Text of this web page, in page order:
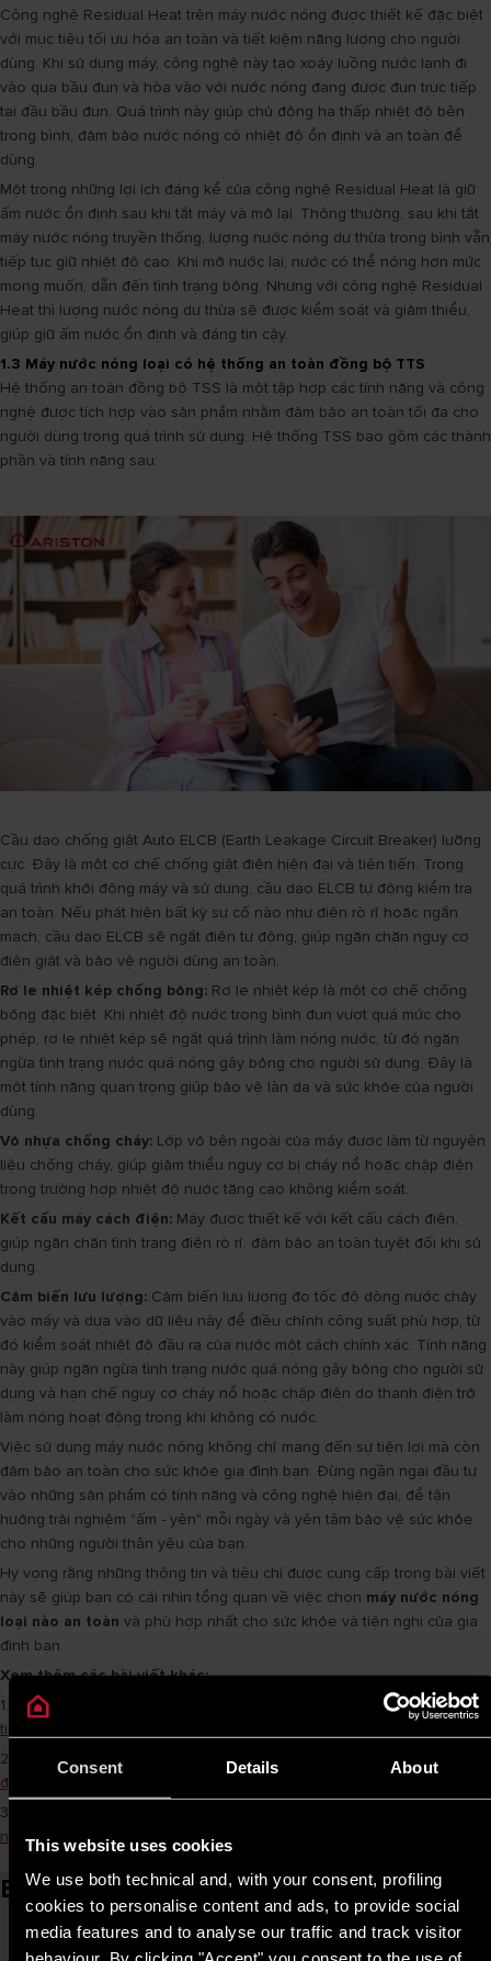
Consent Details About
This website uses cookies
We use both technical and, with your consent, profiling
cookies to personalise content and ads, to provide social
media features and to analyse our traffic and track visitor
Công nghệ Residual Heat trên máy nước nóng được thiết kế đặc biệt
với mục tiêu tối ưu hóa an toàn và tiết kiệm năng lượng cho người
dùng. Khi sử dụng máy, công nghệ này tạo xoáy luồng nước lạnh đi
vào qua bầu đun và hòa vào với nước nóng đang được đun trực tiếp
tại đầu bầu đun. Quá trình này giúp chủ động hạ thấp nhiệt độ bên
trong bình, đảm bảo nước nóng có nhiệt độ ổn định và an toàn để
dùng.
Một trong những lợi ích đáng kể của công nghệ Residual Heat là giữ
ấm nước ổn định sau khi tắt máy và mở lại. Thông thường, sau khi tắt
máy nước nóng truyền thống, lượng nước nóng dư thừa trong bình vẫn
tiếp tục giữ nhiệt độ cao. Khi mở nước lại, nước có thể nóng hơn mức
mong muốn, dẫn đến tình trạng bỏng. Nhưng với công nghệ Residual
Heat thì lượng nước nóng dư thừa sẽ được kiểm soát và giảm thiểu,
giúp giữ ấm nước ổn định và đáng tin cậy.
1.3 Máy nước nóng loại có hệ thống an toàn đồng bộ TTS
Hệ thống an toàn đồng bộ TSS là một tập hợp các tính năng và công
nghệ được tích hợp vào sản phẩm nhằm đảm bảo an toàn tối đa cho
người dùng trong quá trình sử dụng. Hệ thống TSS bao gồm các thành
phần và tính năng sau:
Cầu dao chống giật Auto ELCB (Earth Leakage Circuit Breaker) lưỡng
cực: Đây là một cơ chế chống giật điện hiện đại và tiên tiến. Trong
quá trình khởi động máy và sử dụng, cầu dao ELCB tự động kiểm tra
an toàn. Nếu phát hiện bất kỳ sự cố nào như điện rò rỉ hoặc ngắn
mạch, cầu dao ELCB sẽ ngắt điện tự động, giúp ngăn chặn nguy cơ
điện giật và bảo vệ người dùng an toàn.
Rơ le nhiệt kép chống bỏng: Rơ le nhiệt kép là một cơ chế chống
bỏng đặc biệt. Khi nhiệt độ nước trong bình đun vượt quá mức cho
phép, rơ le nhiệt kép sẽ ngắt quá trình làm nóng nước, từ đó ngăn
ngừa tình trạng nước quá nóng gây bỏng cho người sử dụng. Đây là
một tính năng quan trọng giúp bảo vệ làn da và sức khỏe của người
dùng.
Vỏ nhựa chống cháy: Lớp vỏ bên ngoài của máy được làm từ nguyên
liệu chống cháy, giúp giảm thiểu nguy cơ bị cháy nổ hoặc chập điện
trong trường hợp nhiệt độ nước tăng cao không kiểm soát.
Kết cấu máy cách điện: Máy được thiết kế với kết cấu cách điện,
giúp ngăn chặn tình trạng điện rò rỉ, đảm bảo an toàn tuyệt đối khi sử
dụng.
Cảm biến lưu lượng: Cảm biến lưu lượng đo tốc độ dòng nước chảy
vào máy và dựa vào dữ liệu này để điều chỉnh công suất phù hợp, từ
đó kiểm soát nhiệt độ đầu ra của nước một cách chính xác. Tính năng
này giúp ngăn ngừa tình trạng nước quá nóng gây bỏng cho người sử
dụng và hạn chế nguy cơ cháy nổ hoặc chập điện do thanh điện trở
làm nóng hoạt động trong khi không có nước.
Việc sử dụng máy nước nóng không chỉ mang đến sự tiện lợi mà còn
đảm bảo an toàn cho sức khỏe gia đình bạn. Đừng ngần ngại đầu tư
vào những sản phẩm có tính năng và công nghệ hiện đại, để tận
hưởng trải nghiệm "ấm - yên" mỗi ngày và yên tâm bảo vệ sức khỏe
cho những người thân yêu của bạn.
Hy vọng rằng những thông tin và tiêu chí được cung cấp trong bài viết
này sẽ giúp bạn có cái nhìn tổng quan về việc chọn máy nước nóng
loại nào an toàn và phù hợp nhất cho sức khỏe và tiện nghi của gia
đình bạn.
Xem thêm các bài viết khác:
1.
Mua máy nước nóng loại nào tốt ? Gợi ý top 4 máy nước nóng trực
tiếp Ariston
2.
Lựa chọn máy nước nóng cho gia đình của bạn: Hướng dẫn từ A
đến Z
3.
nóng phù hợp
Bài viết liên quan